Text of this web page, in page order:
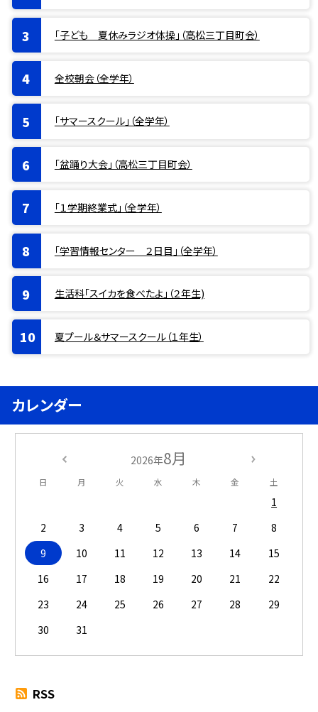
「子ども 夏休みラジオ体操」（高松三丁目町会）
全校朝会（全学年）
「サマースクール」（全学年）
「盆踊り大会」（高松三丁目町会）
「１学期終業式」（全学年）
「学習情報センター ２日目」（全学年）
生活科「スイカを食べたよ」（２年生)
夏プール＆サマースクール（１年生）
カレンダー
2026年8月
日 月 火 水 木 金 土
1
2
3 4 5 6 7
8
9
10 11 12 13 14
15
16
17 18 19 20 21
22
23
24 25 26 27 28
29
30
31
RSS